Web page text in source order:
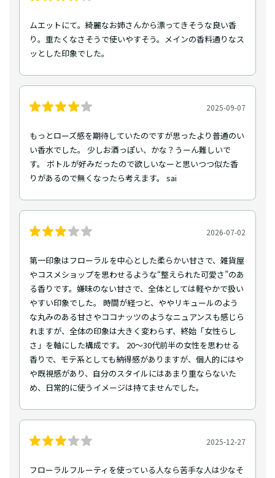
ムエットにて。綺麗なお姉さんから漂ってきそうな良い香
り。重たくなさそうで使いやすそう。メインの香料通りなス
ッとした印象でした。
2025-09-07
もっとローズ感を期待していたのですが思ったより普通のい
い香水でした。 少しお酒っぽい、かな？うーん難しいで
す。 ボトルが好みだったので欲しいなーと思いつつ似た香
りがあるので無くなったら考えます。 sai
2026-07-02
第一印象はフローラルを中心とした柔らかい甘さで、雑貨屋
やコスメショップを思わせるような“整えられた可愛さ”のあ
る香りです。嫌味のない甘さで、全体としては軽やかで扱い
やすい印象でした。 時間が経つと、ややリキュールのよう
な丸みのある甘さやココナッツのようなニュアンスも感じら
れますが、全体の印象は大きく変わらず、終始「女性らし
さ」を軸にした構成です。 20〜30代前半の女性を思わせる
香りで、モテ系としても納得感がありますが、個人的にはや
や既視感があり、自分のスタイルにはあまり重ならないた
め、日常的に使うイメージは持てませんでした。
2025-12-27
フローラルフルーティを使っている人なら苦手な人は少なそ